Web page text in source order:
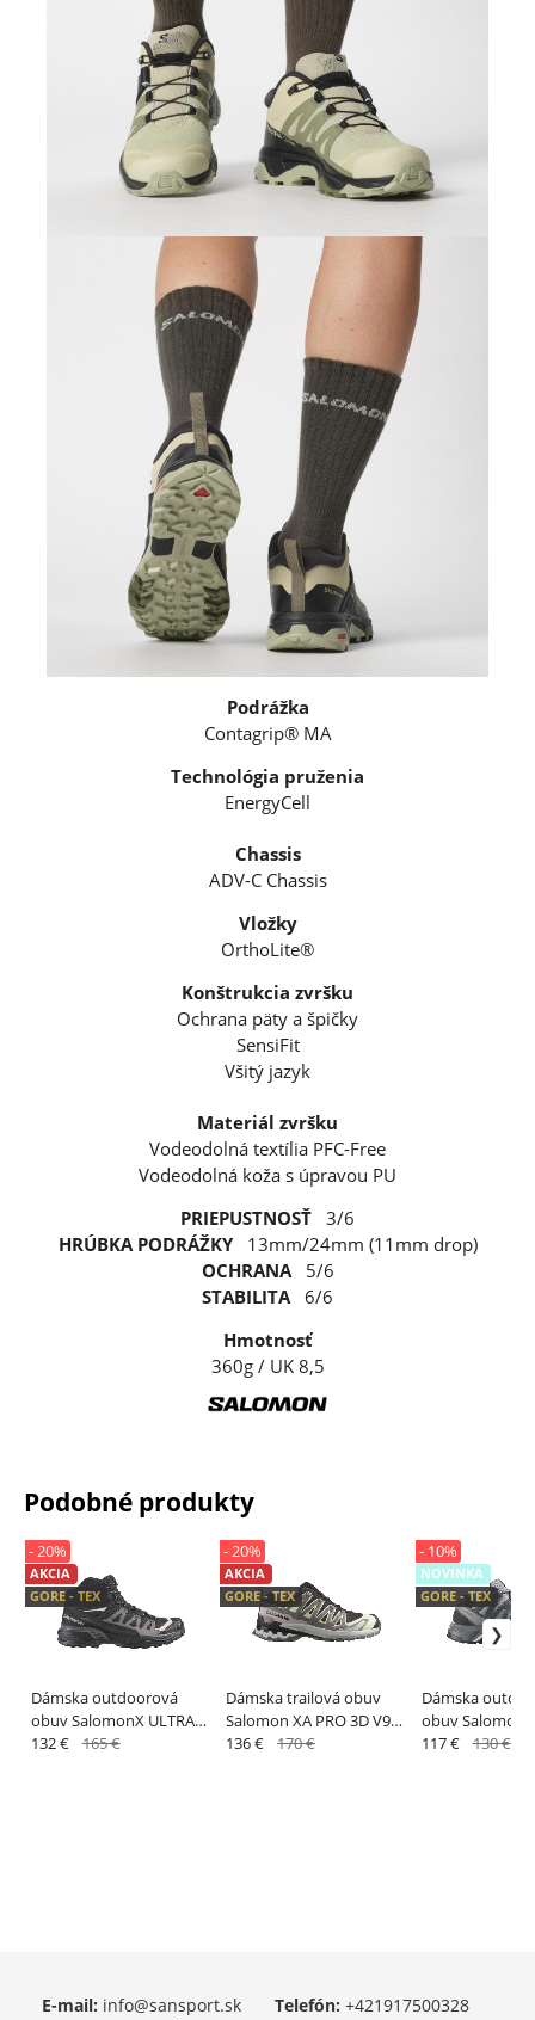
Podrážka
Contagrip® MA
Technológia pruženia
EnergyCell
Chassis
ADV-C Chassis
Vložky
OrthoLite®
Konštrukcia zvršku
Ochrana päty a špičky
SensiFit
Všitý jazyk
Materiál zvršku
Vodeodolná textília PFC-Free
Vodeodolná koža s úpravou PU
PRIEPUSTNOSŤ 3/6
HRÚBKA PODRÁŽKY 13mm/24mm (11mm drop)
OCHRANA5/6
STABILITA6/6
Hmotnosť
360g / UK 8,5
Podobné produkty
Dámska outdoorová
obuv SalomonX ULTRA
360 MID GTX W
AKCIA
GORE - TEX
- 20%
132 € 165 €
Dámska trailová obuv
Salomon XA PRO 3D V9
GTX W Black/Pating/Gry
AKCIA
GORE - TEX
- 20%
136 € 170 €
Dámska
obuv Salomon
ADVENTURE
NOVINKA
GORE - TEX
- 10%
117 € 130 €
E-mail: info@sansport.sk Telefón: +421917500328